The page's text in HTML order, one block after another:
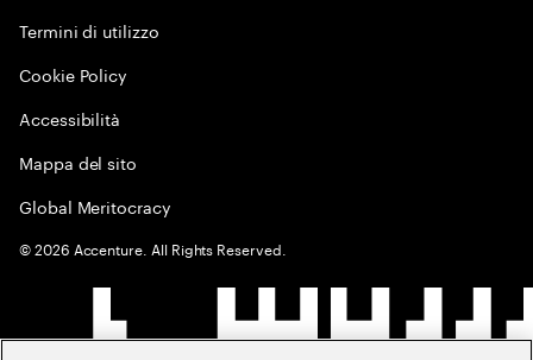
Termini di utilizzo
Cookie Policy
Accessibilità
Mappa del sito
Global Meritocracy
©2026 Accenture. All Rights Reserved.